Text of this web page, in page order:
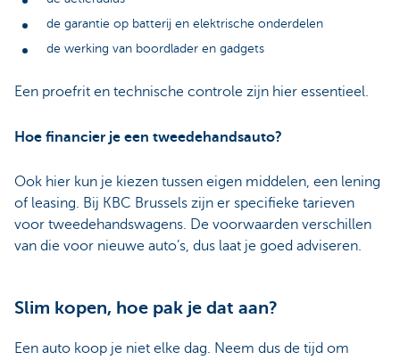
de garantie op batterij en elektrische onderdelen
de werking van boordlader en gadgets
Een proefrit en technische controle zijn hier essentieel.
Hoe financier je een tweedehandsauto?
Ook hier kun je kiezen tussen eigen middelen, een lening
of leasing. Bij KBC Brussels zijn er specifieke tarieven
voor tweedehandswagens. De voorwaarden verschillen
van die voor nieuwe auto’s, dus laat je goed adviseren.
Slim kopen, hoe pak je dat aan?
Een auto koop je niet elke dag. Neem dus de tijd om